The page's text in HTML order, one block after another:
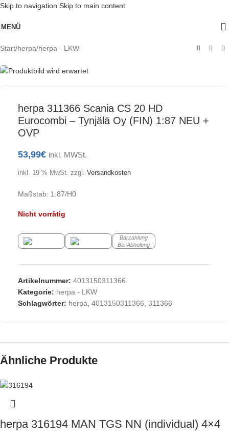
Skip to navigation Skip to main content
MENÜ
Start/herpa/herpa - LKW
AUSVERKAUFT
herpa 311366 Scania CS 20 HD
Eurocombi – Tynjälä Oy (FIN) 1:87 NEU +
OVP
53,99€ inkl. MWSt.
inkl. 19 % MwSt. zzgl. Versandkosten
Maßstab: 1:87/H0
Nicht vorrätig
Barzahlung
Bei Abholung
Artikelnummer: 4013150311366
Kategorie: herpa - LKW
Schlagwörter: herpa, 4013150311366, 311366
Ähnliche Produkte
herpa 316194 MAN TGS NN (individual) 4×4